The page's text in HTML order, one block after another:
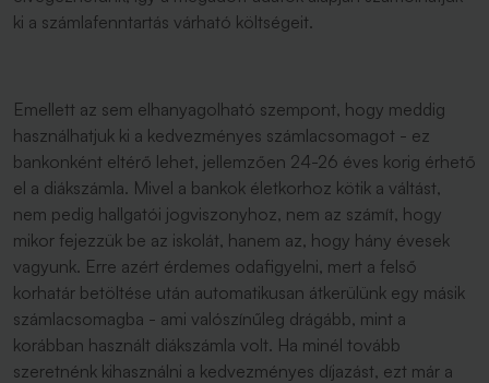
ki a számlafenntartás várható költségeit.
Emellett az sem elhanyagolható szempont, hogy meddig
használhatjuk ki a kedvezményes számlacsomagot - ez
bankonként eltérő lehet, jellemzően 24-26 éves korig érhető
el a diákszámla. Mivel a bankok életkorhoz kötik a váltást,
nem pedig hallgatói jogviszonyhoz, nem az számít, hogy
mikor fejezzük be az iskolát, hanem az, hogy hány évesek
vagyunk. Erre azért érdemes odafigyelni, mert a felső
korhatár betöltése után automatikusan átkerülünk egy másik
számlacsomagba - ami valószínűleg drágább, mint a
korábban használt diákszámla volt. Ha minél tovább
szeretnénk kihasználni a kedvezményes díjazást, ezt már a